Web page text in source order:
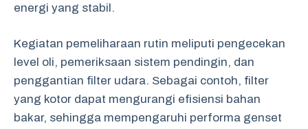
energi yang stabil.
Kegiatan pemeliharaan rutin meliputi pengecekan
level oli, pemeriksaan sistem pendingin, dan
penggantian filter udara. Sebagai contoh, filter
yang kotor dapat mengurangi efisiensi bahan
bakar, sehingga mempengaruhi performa genset